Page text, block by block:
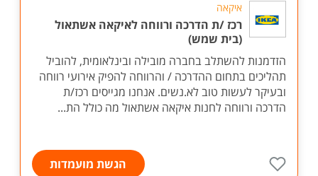
איקאה
רכז /ת הדרכה ורווחה לאיקאה אשתאול
(בית שמש)
הזדמנות להשתלב בחברה מובילה ובינלאומית, להוביל
תהליכים בתחום ההדרכה / והרווחה להפיק אירועי רווחה
ובעיקר לעשות טוב לא.נשים. אנחנו מגייסים רכז/ת
הדרכה ורווחה לחנות איקאה אשתאול מה כולל הת...
הגשת מועמדות